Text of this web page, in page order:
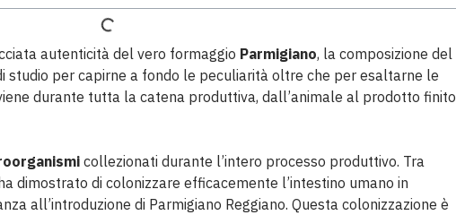
autenticità del vero formaggio Parmigiano, la composizione del
studio per capirne a fondo le peculiarità oltre che per esaltarne le
durante tutta la catena produttiva, dall’animale al prodotto finito
collezionati durante l’intero processo produttivo. Tra
dimostrato di colonizzare efficacemente l’intestino umano in
all’introduzione di Parmigiano Reggiano. Questa colonizzazione è